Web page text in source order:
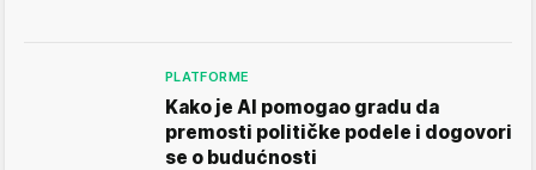
PLATFORME
Kako je AI pomogao gradu da
premosti političke podele i dogovori
se o budućnosti